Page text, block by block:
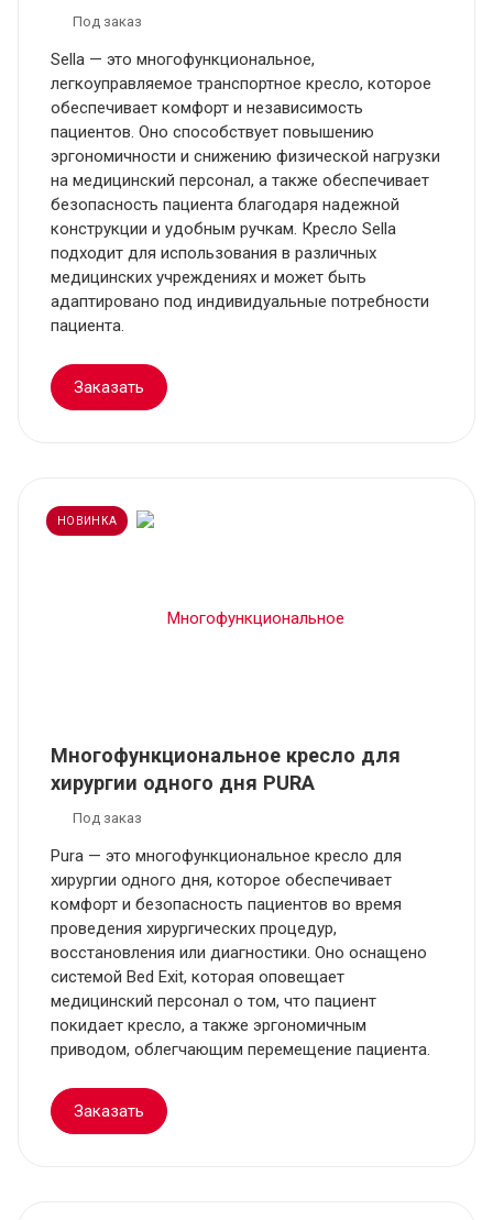
Под заказ
Sella — это многофункциональное,
легкоуправляемое транспортное кресло, которое
обеспечивает комфорт и независимость
пациентов. Оно способствует повышению
эргономичности и снижению физической нагрузки
на медицинский персонал, а также обеспечивает
безопасность пациента благодаря надежной
конструкции и удобным ручкам. Кресло Sella
подходит для использования в различных
медицинских учреждениях и может быть
адаптировано под индивидуальные потребности
пациента.
Заказать
НОВИНКА
Многофункциональное кресло для
хирургии одного дня PURA
Под заказ
Pura — это многофункциональное кресло для
хирургии одного дня, которое обеспечивает
комфорт и безопасность пациентов во время
проведения хирургических процедур,
восстановления или диагностики. Оно оснащено
системой Bed Exit, которая оповещает
медицинский персонал о том, что пациент
покидает кресло, а также эргономичным
приводом, облегчающим перемещение пациента.
Заказать